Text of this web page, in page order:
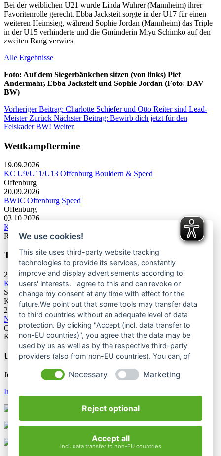
Bei der weiblichen U21 wurde Linda Wuhrer (Mannheim) ihrer
Favoritenrolle gerecht. Ebba Jacksteit sorgte in der U17 für einen
weiteren Heimsieg, während Sophie Jordan (Mannheim) das Triple
in der U15 verhinderte und die Gmünderin Miyu Schimko auf den
zweiten Rang verwies.
Alle Ergebnisse
Foto: Auf dem Siegerbänkchen sitzen (von links) Piet
Andermahr, Ebba Jacksteit und Sophie Jordan (Foto: DAV
BW)
Vorheriger Beitrag: Charlotte Schiefer und Otto Reiter sind Lead-
Meister Zurück Nächster Beitrag: Bewirb dich jetzt für den
Felskader BW! Weiter
Wettkampftermine
19.09.2026
KC U9/U11/U13 Offenburg Bouldern & Speed
Offenburg
20.09.2026
BWJC Offenburg Speed
Offenburg
03.10.2026
KC U13 Rottweil Toprope & Speed
Rottweil
Termine Bergsport & Naturschutz
28.11.2026
Kletterforum 2026
Stuttgart
Kategorie: Tagung
25.06.2027
Naturschutztagung 2027
Oberes Donautal, Beuron
Kategorie: Tagung
Unsere Newsletter
Jetzt unsere Newsletter entdecken
Infos & Anmeldung
We use cookies!
This site uses third-party website tracking
technologies to provide its services, constantly
improve and display advertisements according to
users' interests. I agree to this and can revoke or
change my consent at any time with effect for the
future.We point out that some tools may transfer data
to third countries without an adequate level of data
protection. By clicking "Accept (incl. data transfer to
non-EU countries)", you agree that the data may be
used by us as well as by the respective third-party
providers (also from non-EU countries). You can, of
Necessary Marketing
Reject optional
Accept all
incl. data transfer to non-EU countries